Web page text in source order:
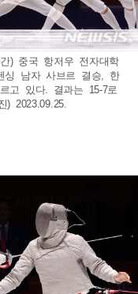
) 중국 항저우 전자대학
싱 남자 사브르 결승, 한
고 있다. 결과는 15-7로
) 2023.09.25.